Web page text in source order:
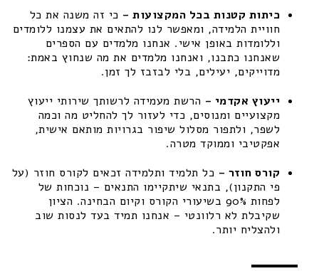
כיתות קטנות בכל המקצועות – כי זה משנה את כל
חוויית הלמידה, ומאפשר לנו להתאים את עצמנו ללומדים
וללומדות באופן אישי. אנחנו מלמדים עם הספרים
שאנחנו כתבנו, ואנחנו מלמדים את מה שנחוץ באמת:
מדוייקים, יעילים, בלי לבזבז לך זמן.
ייעוץ אקדמי – הרשת מעמידה לרשותך שירותי ייעוץ
מקצועיים ומנוסים, כדי לעזור לך להחליט מה וכמה
לשפר, ולתפור מסלול שיפור בגרויות מותאם אישית,
אפקטיבי וממוקד מטרה.
קורס חוזר – כל תלמיד ותלמידה זכאים לקורס חוזר (על
פי התקנון), בתנאי שיתקיימו התנאים – נוכחות של
לפחות 90% בשיעורי הקורס וקיום הבחינה. הציון
שקיבלת לא רלוונטי – אנחנו תמיד בעד לנסות שוב
ולהצליח יותר.